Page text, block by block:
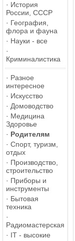
· История
России, СССР
· География,
флора и фауна
· Науки - все
·
Криминалистика
· Разное
интересное
· Искусство
· Домоводство
· Медицина
Здоровье
· Родителям
· Спорт, туризм,
отдых
· Производство,
строительство
· Приборы и
инструменты
· Бытовая
техника
·
Радиомастерская
· IT - высокие